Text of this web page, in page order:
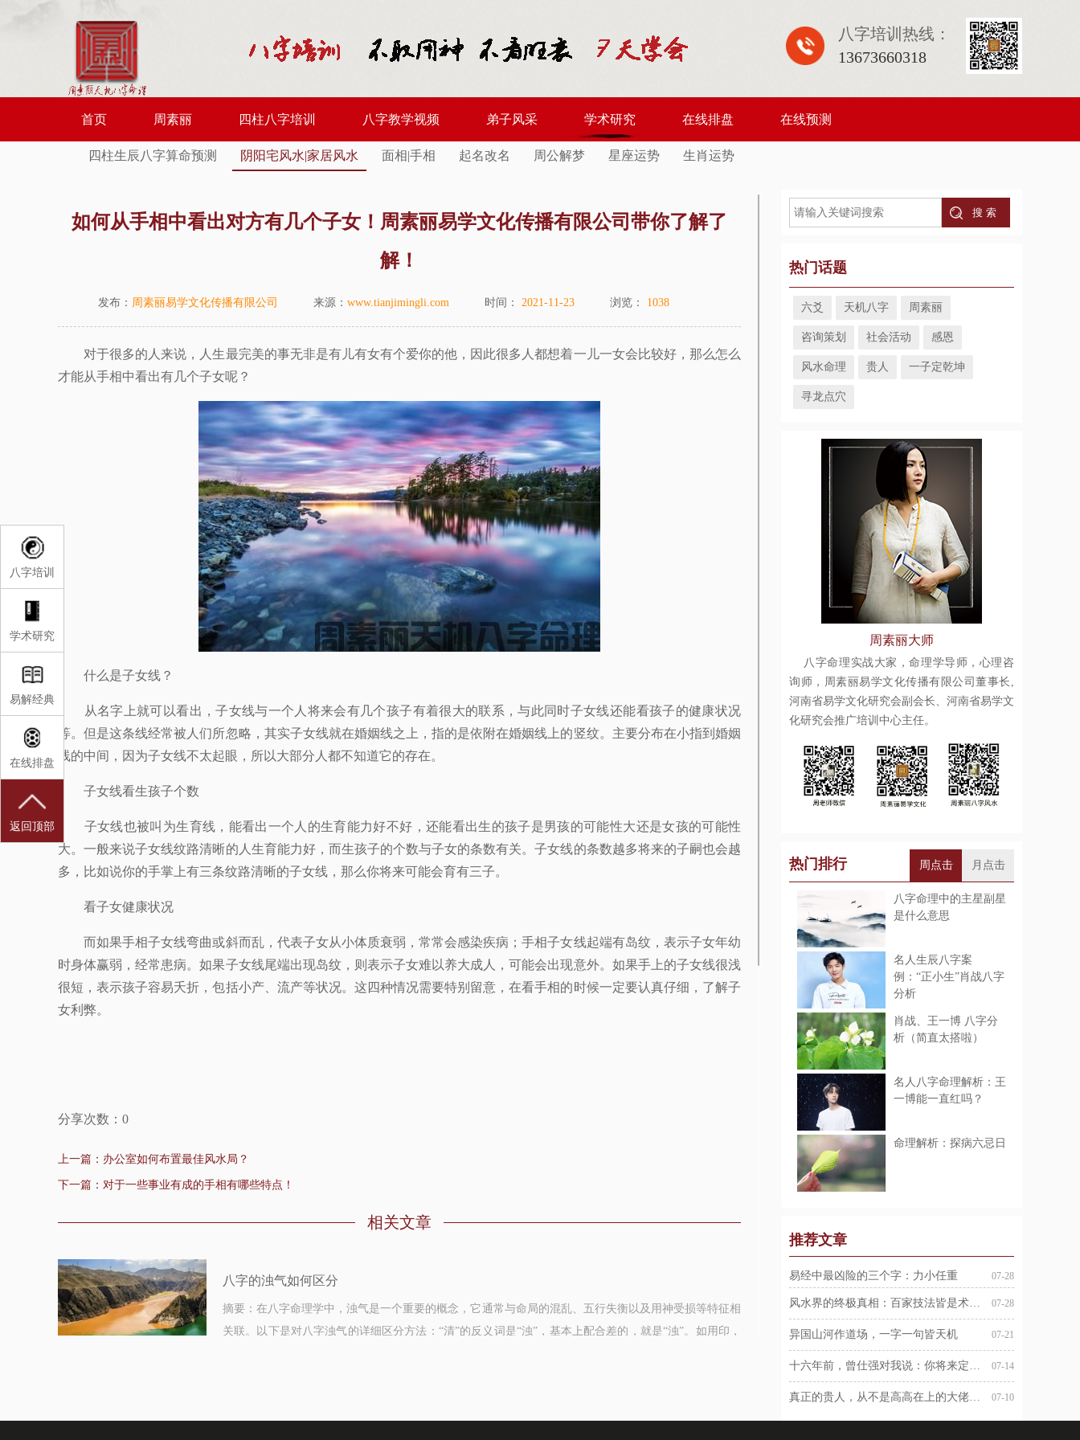
八字培训热线：
13673660318
首页 周素丽 四柱八字培训 八字教学视频 弟子风采 学术研究 在线排盘 在线预测
四柱生辰八字算命预测 阴阳宅风水|家居风水 面相|手相 起名改名 周公解梦 星座运势 生肖运势
如何从手相中看出对方有几个子女！周素丽易学文化传播有限公司带你了解了
解！
发布： 周素丽易学文化传播有限公司 来源： www.tianjimingli.com 时间： 2021-11-23 浏览： 1038
对于很多的人来说，人生最完美的事无非是有儿有女有个爱你的他，因此很多人都想着一儿一女会比较好，那么怎么
才能从手相中看出有几个子女呢？
什么是子女线？
从名字上就可以看出，子女线与一个人将来会有几个孩子有着很大的联系，与此同时子女线还能看孩子的健康状况
等。但是这条线经常被人们所忽略，其实子女线就在婚姻线之上，指的是依附在婚姻线上的竖纹。主要分布在小指到婚姻
线的中间，因为子女线不太起眼，所以大部分人都不知道它的存在。
子女线看生孩子个数
子女线也被叫为生育线，能看出一个人的生育能力好不好，还能看出生的孩子是男孩的可能性大还是女孩的可能性
大。一般来说子女线纹路清晰的人生育能力好，而生孩子的个数与子女的条数有关。子女线的条数越多将来的子嗣也会越
多，比如说你的手掌上有三条纹路清晰的子女线，那么你将来可能会育有三子。
看子女健康状况
而如果手相子女线弯曲或斜而乱，代表子女从小体质衰弱，常常会感染疾病；手相子女线起端有岛纹，表示子女年幼
时身体赢弱，经常患病。如果子女线尾端出现岛纹，则表示子女难以养大成人，可能会出现意外。如果手上的子女线很浅
很短，表示孩子容易夭折，包括小产、流产等状况。这四种情况需要特别留意，在看手相的时候一定要认真仔细，了解子
女利弊。
分享次数： 0
上一篇：办公室如何布置最佳风水局？
下一篇：对于一些事业有成的手相有哪些特点！
相关文章
八字的浊气如何区分
摘要：在八字命理学中，浊气是一个重要的概念，它通常与命局的混乱、五行失衡以及用神受损等特征相
关联。以下是对八字浊气的详细区分方法：“清”的反义词是“浊”，基本上配合差的，就是“浊”。如用印，
热门话题
六爻 天机八字 周素丽
咨询策划 社会活动 感恩
风水命理 贵人 一子定乾坤
寻龙点穴
周素丽大师
八字命理实战大家，命理学导师，心理咨
询师，周素丽易学文化传播有限公司董事长,
河南省易学文化研究会副会长、河南省易学文
化研究会推广培训中心主任。
热门排行 周点击 月点击
八字命理中的主星副星
是什么意思
名人生辰八字案
例：“正小生”肖战八字
分析
​肖战、王一博 八字分
析（简直太搭啦）
名人八字命理解析：王
一博能一直红吗？
命理解析：探病六忌日
推荐文章
易经中最凶险的三个字：力小任重 07-28
风水界的终极真相：百家技法皆是术，唯有河洛是大道 07-28
异国山河作道场，一字一句皆天机 07-21
十六年前，曾仕强对我说：你将来定会名扬天下 07-14
真正的贵人，从不是高高在上的大佬，而是替你扛起桌椅的“无名之辈” 07-10
八字培训
学术研究
易解经典
在线排盘
返回顶部